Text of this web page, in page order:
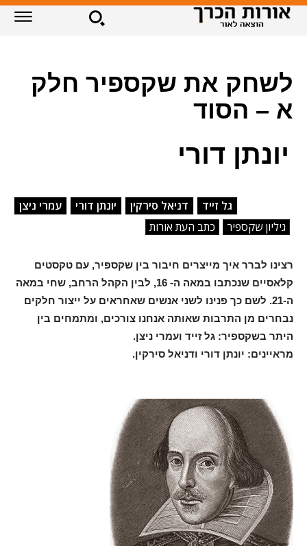
לשחק את שקספיר חלק
א – הסוד
יונתן דורי
גל זייד דניאל סירקין יונתן דורי
עמרי ניצן
גיליון שקספיר
כתב העת אורות
רצינו לברר איך מייצרים חיבור בין שקספיר, עם טקסטים
קלאסיים שנכתבו במאה ה- 16, לבין הקהל הרחב, שחי במאה
ה-21. לשם כך פנינו לשני אנשים שאחראים על ייצור חלקים
נבחרים מן התרבות שאותה אנחנו צורכים, ומתמחים בין
היתר בשקספיר: גל זייד ועמרי ניצן.
מראיינים: יונתן דורי ודניאל סירקין.